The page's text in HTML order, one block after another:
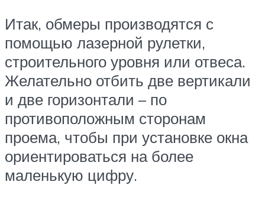
Итак, обмеры производятся с
помощью лазерной рулетки,
строительного уровня или отвеса.
Желательно отбить две вертикали
и две горизонтали – по
противоположным сторонам
проема, чтобы при установке окна
ориентироваться на более
маленькую цифру.